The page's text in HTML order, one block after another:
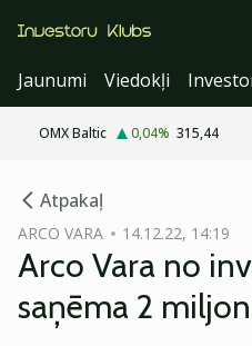
Jaunumi
Viedokļi
OMX Baltic 0,04% 315,44
Atpakaļ
ARCO VARA 14.12.22, 14:19
Arco Vara no
saņēma 2